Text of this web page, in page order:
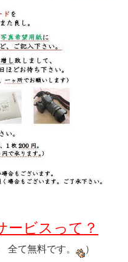
ビスって？
て無料です。 ）